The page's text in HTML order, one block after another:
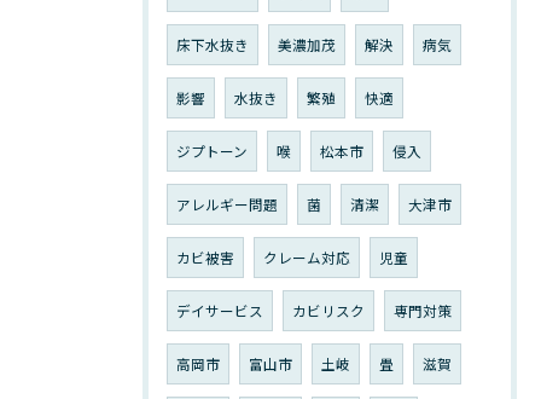
床下水抜き 美濃加茂 解決 病気
影響 水抜き 繁殖 快適
ジプトーン 喉 松本市 侵入
アレルギー問題 菌 清潔 大津市
カビ被害 クレーム対応 児童
デイサービス カビリスク 専門対策
高岡市 富山市 土岐 畳 滋賀